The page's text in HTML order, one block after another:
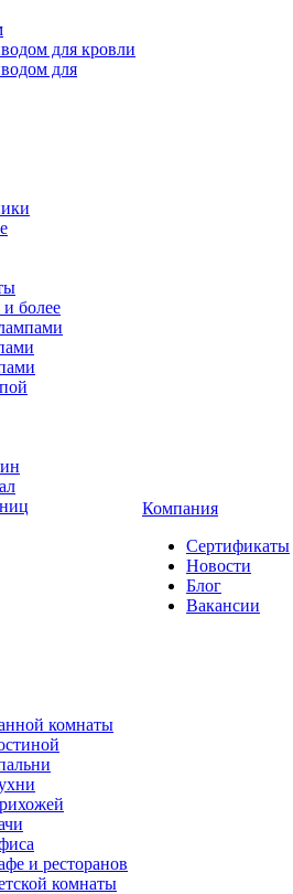
для кровли
для
более
комнаты
и ресторанов
комнаты
Компания
Сертификаты
Новости
Блог
Вакансии